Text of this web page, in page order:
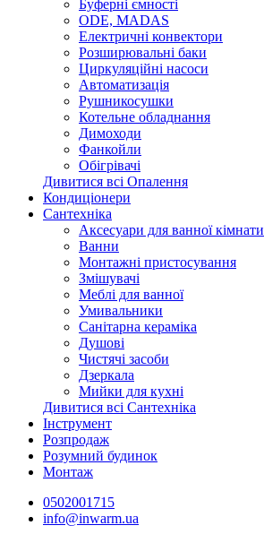
Буферні ємності
ODE, MADAS
Електричні конвектори
Розширювальні баки
Циркуляційні насоси
Автоматизація
Рушникосушки
Котельне обладнання
Димоходи
Фанкойли
Обігрівачі
Дивитися всі Опалення
Кондиціонери
Сантехніка
Аксесуари для ванної кімнати
Ванни
Монтажні пристосування
Змішувачі
Меблі для ванної
Умивальники
Санітарна кераміка
Душові
Чистячі засоби
Дзеркала
Мийки для кухні
Дивитися всі Сантехніка
Інструмент
Розпродаж
Розумний будинок
Монтаж
0502001715
info@inwarm.ua